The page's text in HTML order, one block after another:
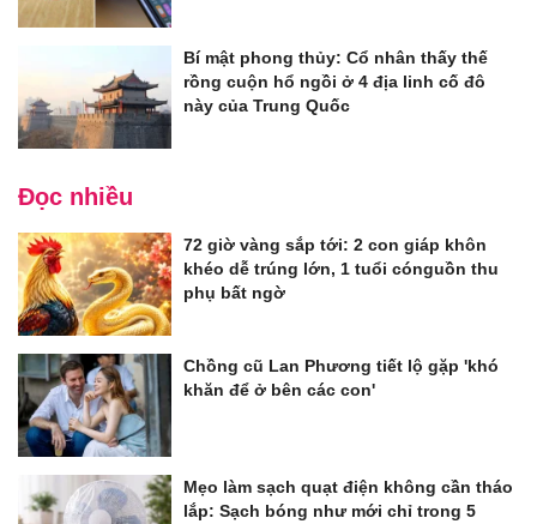
Bí mật phong thủy: Cổ nhân thấy thế
rồng cuộn hổ ngồi ở 4 địa linh cố đô
này của Trung Quốc
Đọc nhiều
72 giờ vàng sắp tới: 2 con giáp khôn
khéo dễ trúng lớn, 1 tuổi cónguồn thu
phụ bất ngờ
Chồng cũ Lan Phương tiết lộ gặp 'khó
khăn để ở bên các con'
Mẹo làm sạch quạt điện không cần tháo
lắp: Sạch bóng như mới chỉ trong 5